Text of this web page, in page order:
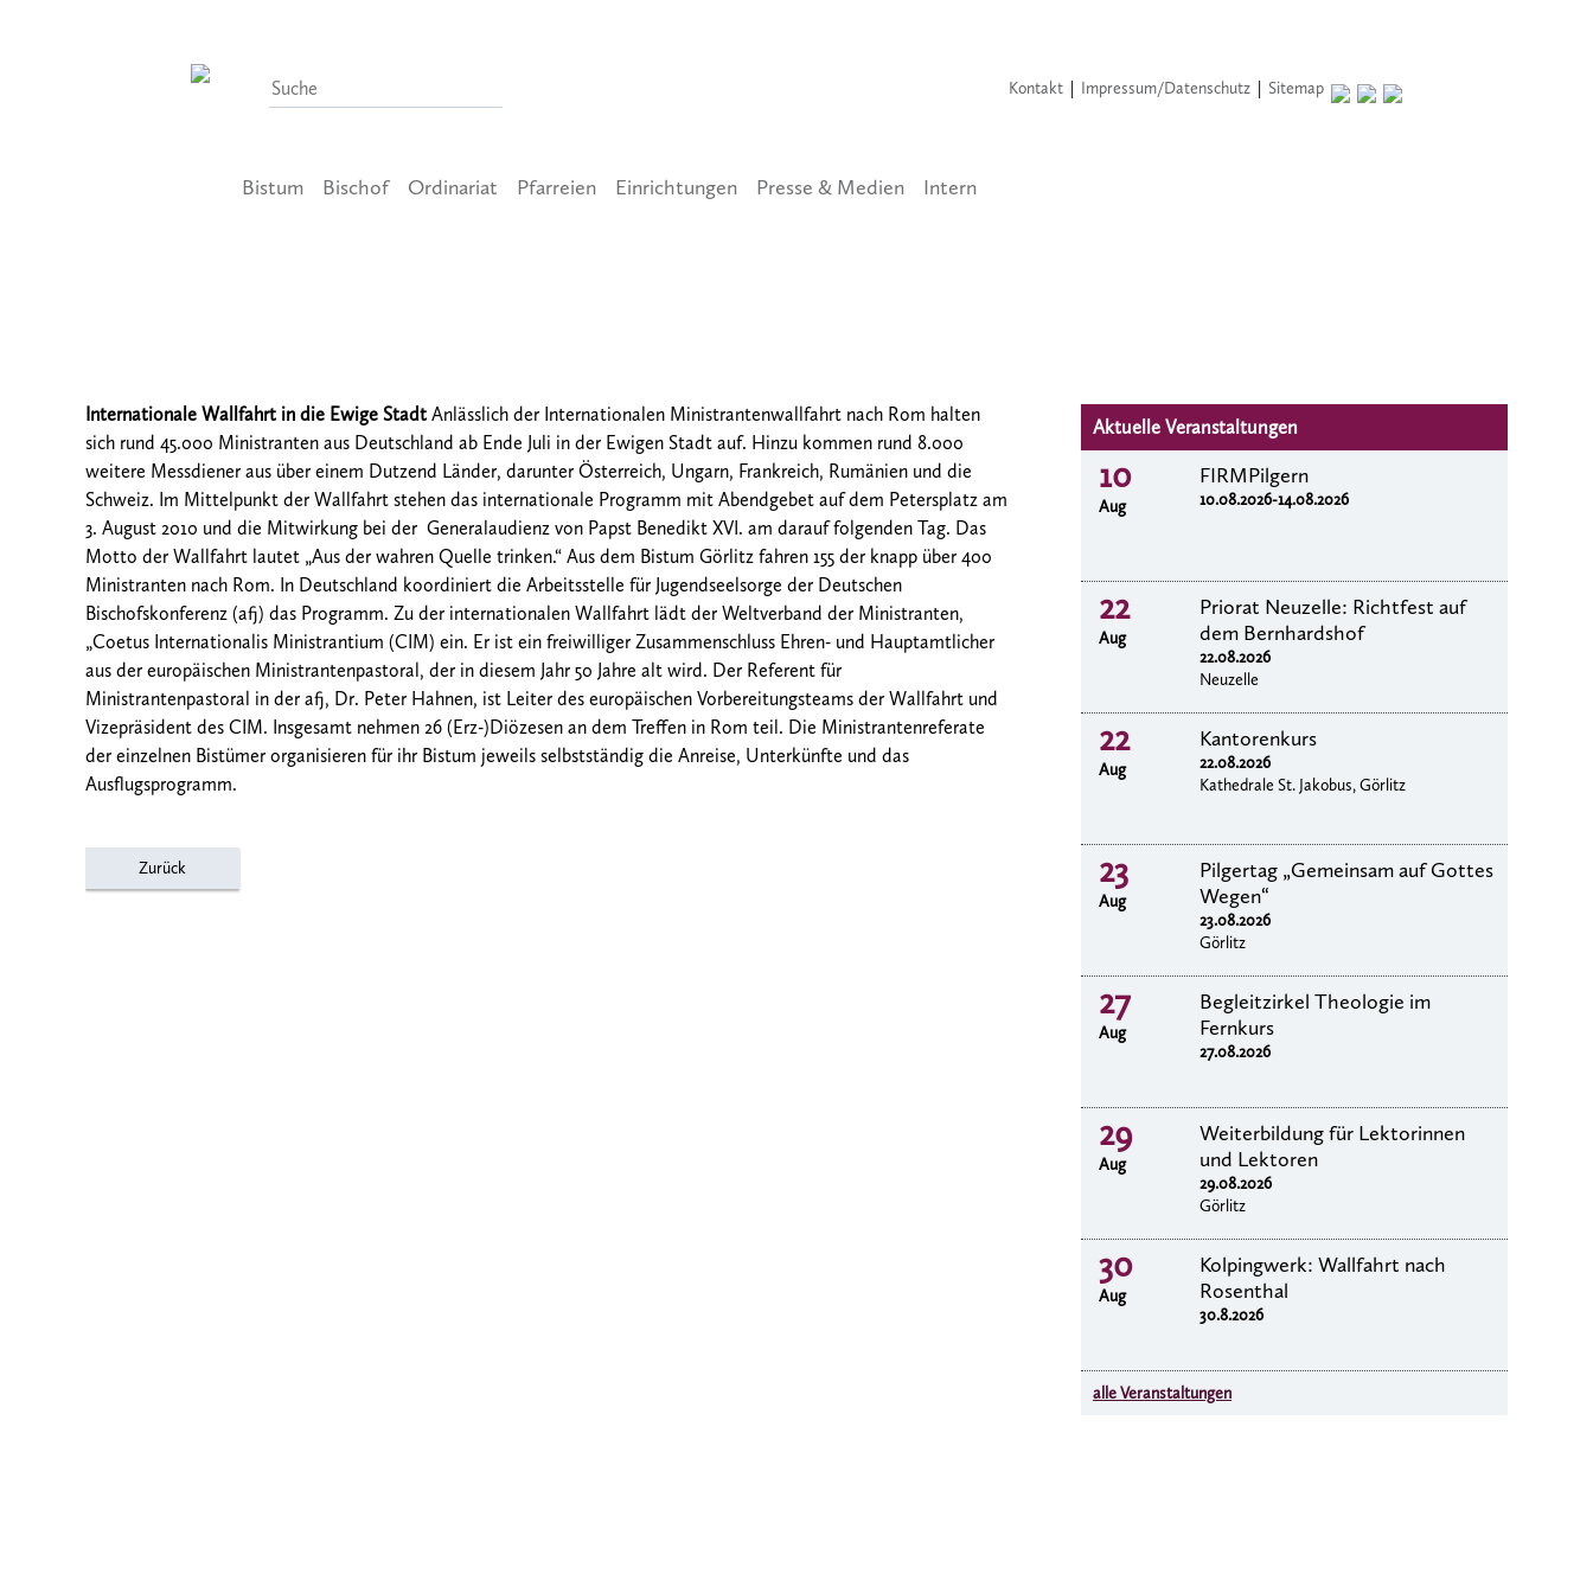
Kontakt Impressum/Datenschutz Sitemap
Bistum Bischof Ordinariat Pfarreien Einrichtungen Presse & Medien Intern
Internationale Wallfahrt in die Ewige Stadt Anlässlich der Internationalen Ministrantenwallfahrt nach Rom halten
sich rund 45.000 Ministranten aus Deutschland ab Ende Juli in der Ewigen Stadt auf. Hinzu kommen rund 8.000
weitere Messdiener aus über einem Dutzend Länder, darunter Österreich, Ungarn, Frankreich, Rumänien und die
Schweiz. Im Mittelpunkt der Wallfahrt stehen das internationale Programm mit Abendgebet auf dem Petersplatz am
3. August 2010 und die Mitwirkung bei der Generalaudienz von Papst Benedikt XVI. am darauf folgenden Tag. Das
Motto der Wallfahrt lautet „Aus der wahren Quelle trinken.“ Aus dem Bistum Görlitz fahren 155 der knapp über 400
Ministranten nach Rom. In Deutschland koordiniert die Arbeitsstelle für Jugendseelsorge der Deutschen
Bischofskonferenz (afj) das Programm. Zu der internationalen Wallfahrt lädt der Weltverband der Ministranten,
„Coetus Internationalis Ministrantium (CIM) ein. Er ist ein freiwilliger Zusammenschluss Ehren- und Hauptamtlicher
aus der europäischen Ministrantenpastoral, der in diesem Jahr 50 Jahre alt wird. Der Referent für
Ministrantenpastoral in der afj, Dr. Peter Hahnen, ist Leiter des europäischen Vorbereitungsteams der Wallfahrt und
Vizepräsident des CIM. Insgesamt nehmen 26 (Erz-)Diözesen an dem Treffen in Rom teil. Die Ministrantenreferate
der einzelnen Bistümer organisieren für ihr Bistum jeweils selbstständig die Anreise, Unterkünfte und das
Ausflugsprogramm.
Zurück
Aktuelle Veranstaltungen
10
Aug
FIRMPilgern
10.08.2026-14.08.2026
22
Aug
Priorat Neuzelle: Richtfest auf
dem Bernhardshof
22.08.2026
Neuzelle
22
Aug
Kantorenkurs
22.08.2026
Kathedrale St. Jakobus, Görlitz
23
Aug
Pilgertag „Gemeinsam auf Gottes
Wegen“
23.08.2026
Görlitz
27
Aug
Begleitzirkel Theologie im
Fernkurs
27.08.2026
29
Aug
Weiterbildung für Lektorinnen
und Lektoren
29.08.2026
Görlitz
30
Aug
Kolpingwerk: Wallfahrt nach
Rosenthal
30.8.2026
alle Veranstaltungen